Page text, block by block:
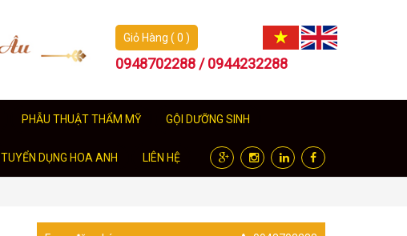
Giỏ Hàng ( 0 )
0948702288 / 0944232288
PHẪU THUẬT THẨM MỸ GỘI DƯỠNG SINH
TUYỂN DỤNG HOA ANH LIÊN HỆ